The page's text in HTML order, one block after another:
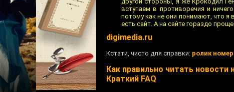
вступаем в противоречия и
потому как не они понимают, что я
есть сайт. А на сайте гораздо
digimedia.ru
Кстати, чисто для справки: ролик
Как правильно читать новости
Краткий FAQ